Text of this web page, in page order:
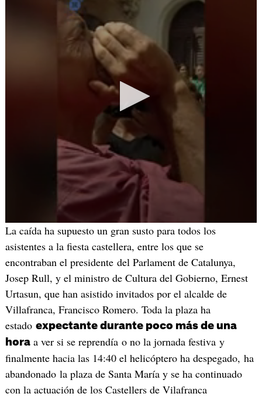
La caída ha supuesto un gran susto para todos los
asistentes a la fiesta castellera, entre los que se
encontraban el presidente del Parlament de Catalunya,
Josep Rull, y el ministro de Cultura del Gobierno, Ernest
Urtasun, que han asistido invitados por el alcalde de
Villafranca, Francisco Romero. Toda la plaza ha
estado expectante durante poco más de una
horaa ver si se reprendía o no la jornada festiva y
finalmente hacia las 14:40 el helicóptero ha despegado, ha
abandonado la plaza de Santa María y se ha continuado
con la actuación de los Castellers de Vilafranca